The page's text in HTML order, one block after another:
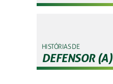
HISTÓRIAS DE
DEFENSOR (A)